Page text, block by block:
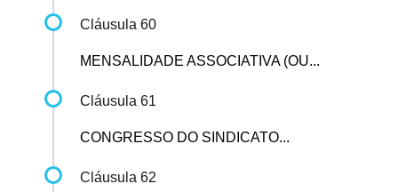
Cláusula 60
MENSALIDADE ASSOCIATIVA (OU...
Cláusula 61
CONGRESSO DO SINDICATO...
Cláusula 62